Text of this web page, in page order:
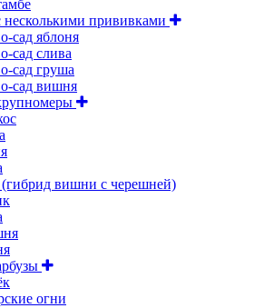
прививками
сад яблоня
сад слива
сад груша
сад вишня
вишни с черешней)
огни